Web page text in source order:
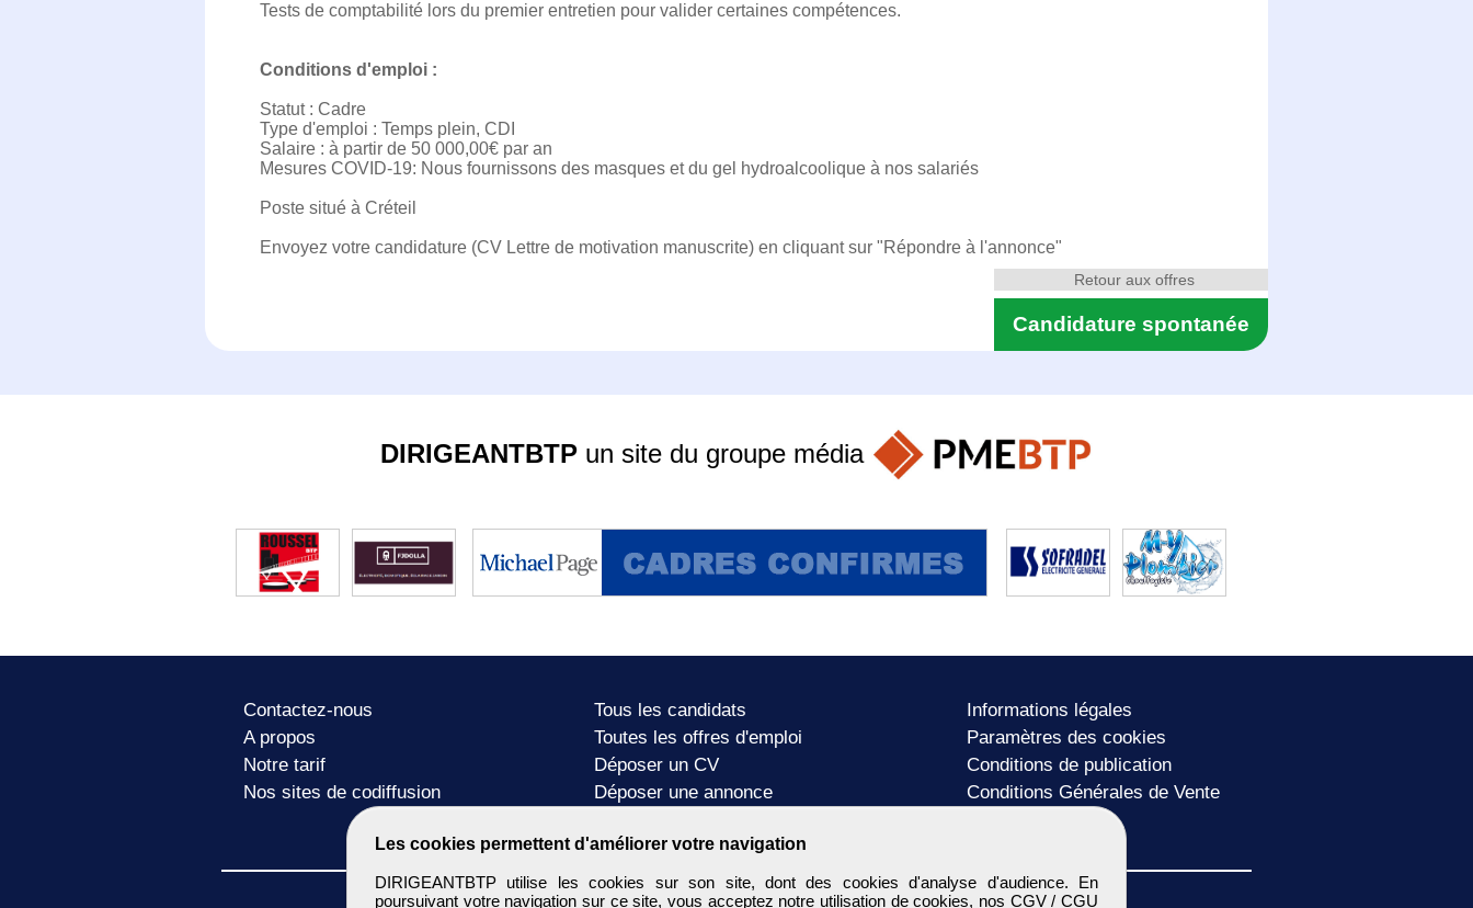
Tests de comptabilité lors du premier entretien pour valider certaines compétences.
Conditions d'emploi :
Statut : Cadre
Type d'emploi : Temps plein, CDI
Salaire : à partir de 50 000,00€ par an
Mesures COVID-19: Nous fournissons des masques et du gel hydroalcoolique à nos salariés
Poste situé à Créteil
Envoyez votre candidature (CV Lettre de motivation manuscrite) en cliquant sur "Répondre à l'annonce"
Candidature spontanée
Retour aux offres
Les cookies permettent d'améliorer votre navigation
DIRIGEANTBTP utilise les cookies sur son site, dont des cookies d'analyse d'audience. En
poursuivant votre navigation sur ce site, vous acceptez notre utilisation de cookies, nos CGV / CGU
DIRIGEANTBTPun site du groupe média
Contactez-nous
A propos
Notre tarif
Nos sites de codiffusion
Tous les candidats
Toutes les offres d'emploi
Déposer un CV
Déposer une annonce
Informations légales
Paramètres des cookies
Conditions de publication
Conditions Générales de Vente